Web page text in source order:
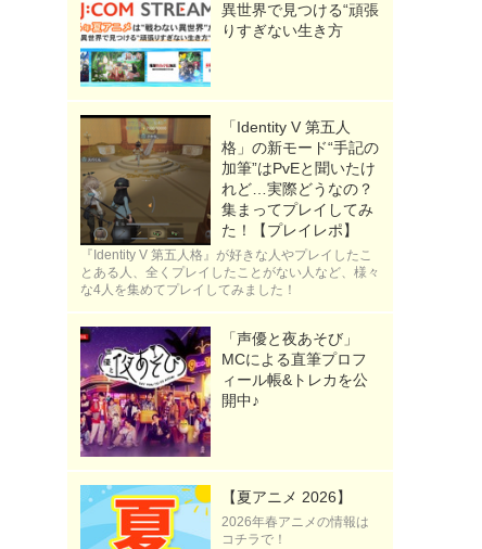
異世界で見つける“頑張
りすぎない生き方
「Identity V 第五人
格」の新モード“手記の
加筆”はPvEと聞いたけ
れど…実際どうなの？
集まってプレイしてみ
た！【プレイレポ】
『Identity V 第五人格』が好きな人やプレイしたこ
とある人、全くプレイしたことがない人など、様々
な4人を集めてプレイしてみました！
「声優と夜あそび」
MCによる直筆プロフ
ィール帳&トレカを公
開中♪
【夏アニメ 2026】
2026年春アニメの情報は
コチラで！